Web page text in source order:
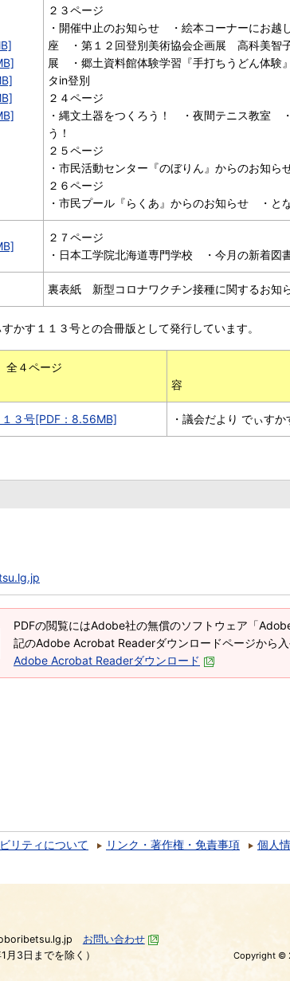
２３ページ
・開催中止のお知らせ ・絵本コーナーにお
座 ・第１２回登別美術協会企画展 高科美智
展 ・郷土資料館体験学習『手打ちうどん体験
タin登別
２４ページ
・縄文土器をつくろう！ ・夜間テニス教室
う！
２５ページ
・市民活動センター『のぼりん』からのお知ら
２６ページ
・市民プール『らくあ』からのお知らせ ・と
２７ページ
・日本工学院北海道専門学校 ・今月の新着
裏表紙 新型コロナワクチン接種に関するお知
かす１１３号との合冊版として発行しています。
ジ
）
３号[PDF：8.56MB] ・議会だより でぃす
PDFの閲覧にはAdobe社の無償のソフトウェア「
記のAdobe Acrobat Readerダウンロードページから入
Adobe Acrobat Readerダウンロード
リティについて リンク・著作権・免責事項 個人
お問い合わせ
3日までを除く）
Copyright ©